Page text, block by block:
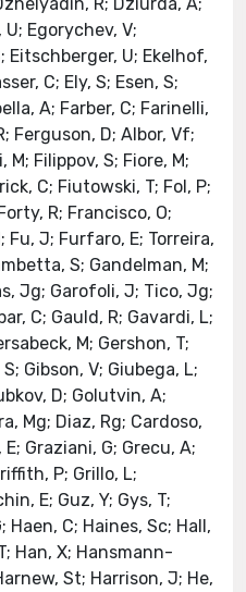
U; Egorychev, V;
Eitschberger, U; Ekelhof,
C; Ely, S; Esen, S;
A; Farber, C; Farinelli,
Ferguson, D; Albor, Vf;
Filippov, S; Fiore, M;
C; Fiutowski, T; Fol, P;
R; Francisco, O;
Fu, J; Furfaro, E; Torreira,
S; Gandelman, M;
Jg; Garofoli, J; Tico, Jg;
C; Gauld, R; Gavardi, L;
M; Gershon, T;
Gibson, V; Giubega, L;
D; Golutvin, A;
Mg; Diaz, Rg; Cardoso,
Graziani, G; Grecu, A;
P; Grillo, L;
E; Guz, Y; Gys, T;
C; Haines, Sc; Hall,
Han, X; Hansmann-
St; Harrison, J; He,